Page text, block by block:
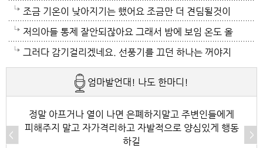
좀 덜 덥네요.
조금 기온이 낮아지기는 했어요 조금만 더 견딤될것이
고 동해쪽은 비가왔더고 하더니 동해쪽 사시나 보네요
테픙이 지나가면서 동해는 비를 뿌려주고 그영향으로
서울도 조금 기온이 낮아졌어요 피곤할때는 쉬셔요 라
면도 댕길때는 드셔도 됩니다 주구장창 라면으로 끼니
떼우는것 아님 가끔은 괜찮습니다
저의아들 통제 잘안되잖아요 그래서 밤에 보임 온도 올
려놓고 그러고 있는데 그러니 여름감기도 잘걸리기도
합니다 솔직히 전 자식둘다 날 힘들게 하는편이죠 그나
마 내색않고 잘 견딜려고해도 힘들때는 넘우울해요 그
런데도 사람들은 넘 이기적이죠 내가 웃고다닌다고 다
너무 괜찮은지 아는가봐요 그렇다고 모든사람을 다끊어
그러다 감기걸리겠네요. 선풍기를 끄던 하나는 꺼야지
요. 여름철 실내 적정온도가 26로 알고있는데 너무 낮
게 설정해놓고 사네요. 전기세도 많이나오겠네요.
엄마발언대! 나도 한마디!
정말 아프거나 열이 나면 은폐하지말고 주변인들에게
피해주지 말고 자가격리하고 자발적으로 양심있게 행동
하길